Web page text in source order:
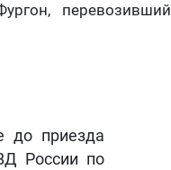
перевозивший
до приезда
России по